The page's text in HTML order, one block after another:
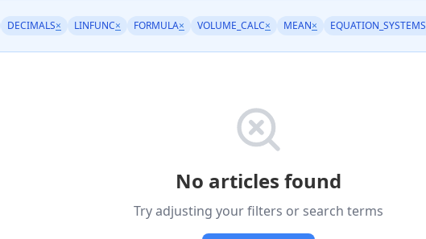
DECIMALS× LINFUNC× FORMULA× VOLUME_CALC× MEAN× EQUATION_SYSTEMS
No articles found
Try adjusting your filters or search terms